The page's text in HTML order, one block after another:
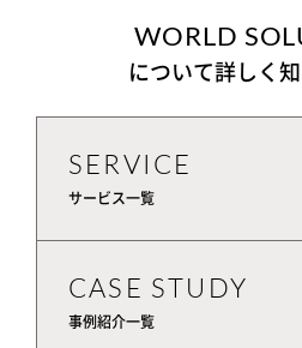
WORLD
について詳しく
SERVICE
サービス一覧
CASE STUDY
事例紹介一覧